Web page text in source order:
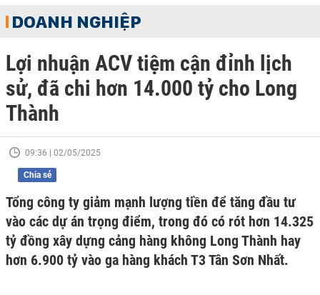
DOANH NGHIỆP
Lợi nhuận ACV tiệm cận đỉnh lịch
sử, đã chi hơn 14.000 tỷ cho Long
Thành
09:36 | 02/05/2025
Chia sẻ
Tổng công ty giảm mạnh lượng tiền để tăng đầu tư
vào các dự án trọng điểm, trong đó có rót hơn 14.325
tỷ đồng xây dựng cảng hàng không Long Thành hay
hơn 6.900 tỷ vào ga hàng khách T3 Tân Sơn Nhất.